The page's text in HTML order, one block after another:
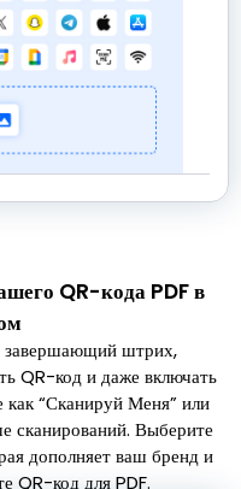
QR-кода PDF в
завершающий штрих,
QR-код и даже включать
как “Сканируй Меня” или
сканирований. Выберите
дополняет ваш бренд и
QR-код для PDF.